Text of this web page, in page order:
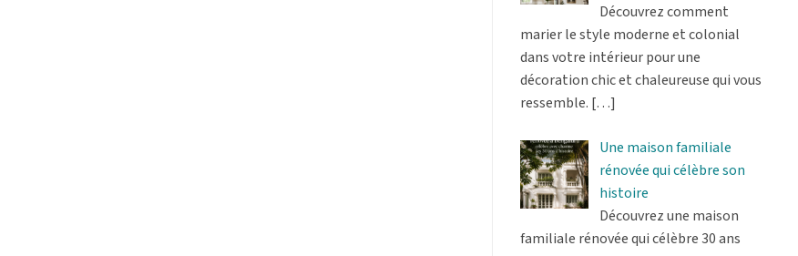
Découvrez comment
marier le style moderne et colonial
dans votre intérieur pour une
décoration chic et chaleureuse qui vous
ressemble. […]
Une maison familiale
rénovée qui célèbre son
histoire
Découvrez une maison
familiale rénovée qui célèbre 30 ans